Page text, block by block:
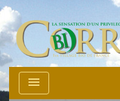
menu